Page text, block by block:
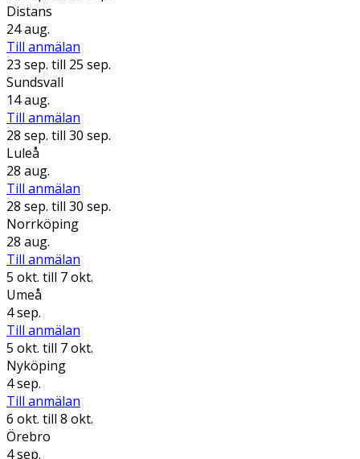
Distans
24 aug.
Till anmälan
23 sep. till 25 sep.
Sundsvall
14 aug.
Till anmälan
28 sep. till 30 sep.
Luleå
28 aug.
Till anmälan
28 sep. till 30 sep.
Norrköping
28 aug.
Till anmälan
5 okt. till 7 okt.
Umeå
4 sep.
Till anmälan
5 okt. till 7 okt.
Nyköping
4 sep.
Till anmälan
6 okt. till 8 okt.
Örebro
4 sep.